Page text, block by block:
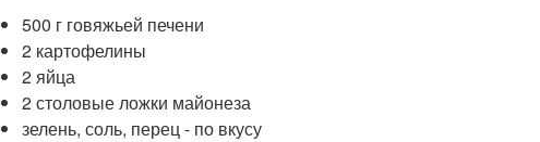
500 г говяжьей печени
2 картофелины
2 яйца
2 столовые ложки майонеза
зелень, соль, перец - по вкусу